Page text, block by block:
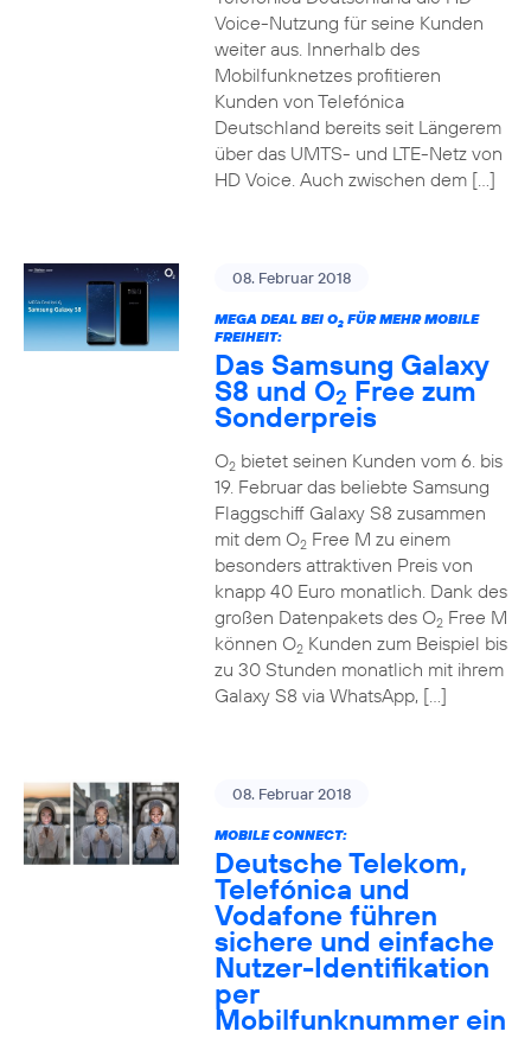
Voice-Nutzung für seine Kunden
weiter aus. Innerhalb des
Mobilfunknetzes profitieren
Kunden von Telefónica
Deutschland bereits seit Längerem
über das UMTS- und LTE-Netz von
HD Voice. Auch zwischen dem […]
08. Februar 2018
MEGA DEAL BEI O2FÜR MEHR MOBILE
FREIHEIT:
Das Samsung Galaxy
S8 und O2 Free zum
Sonderpreis
O2bietet seinen Kunden vom 6. bis
19. Februar das beliebte Samsung
Flaggschiff Galaxy S8 zusammen
mit dem O2Free M zu einem
besonders attraktiven Preis von
knapp 40 Euro monatlich. Dank des
großen Datenpakets des O2Free M
können O2Kunden zum Beispiel bis
zu 30 Stunden monatlich mit ihrem
Galaxy S8 via WhatsApp, […]
08. Februar 2018
MOBILE CONNECT:
Deutsche Telekom,
Telefónica und
Vodafone führen
sichere und einfache
Nutzer-Identifikation
per
Mobilfunknummer ein